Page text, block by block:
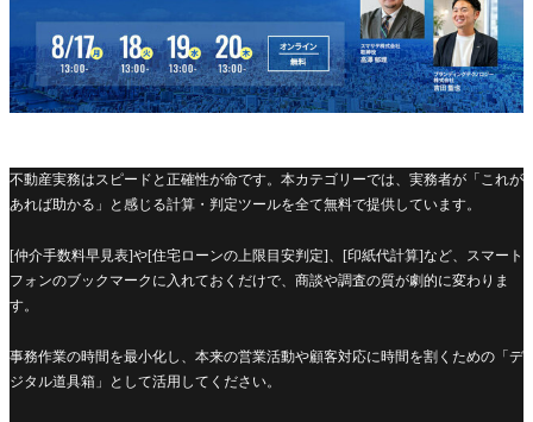
不動産実務はスピードと正確性が命です。本カテゴリーでは、実務者が「これが
あれば助かる」と感じる計算・判定ツールを全て無料で提供しています。
[仲介手数料早見表]や[住宅ローンの上限目安判定]、[印紙代計算]など、スマート
フォンのブックマークに入れておくだけで、商談や調査の質が劇的に変わりま
す。
事務作業の時間を最小化し、本来の営業活動や顧客対応に時間を割くための「デ
ジタル道具箱」として活用してください。